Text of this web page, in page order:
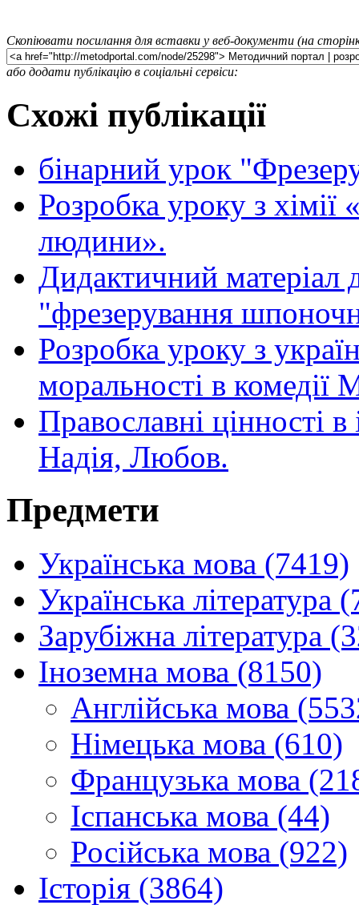
Скопіювати посилання для вставки у веб-документи (на
або додати публікацію в соціальні сервіси:
Схожі публікації
бінарний урок
Розробка уроку з
людини».
Дидактичний матеріал
"фрезерування
Розробка уроку з
моральності в
Православні цінності
Надія, Любов.
Предмети
Українська мова (7419)
Українська література
Зарубіжна література
Іноземна мова (8150)
Англійська мова
Німецька мова (610)
Французька мова
Іспанська мова (44)
Російська мова (922)
Історія (3864)